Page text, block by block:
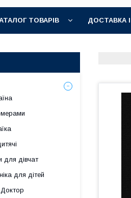
ТОВАРІВ ДОСТАВКА
для дівчат
для дітей
Доктор